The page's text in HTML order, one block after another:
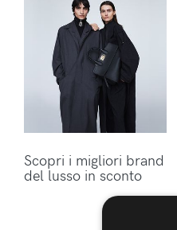
Scopri i migliori brand
del lusso in sconto